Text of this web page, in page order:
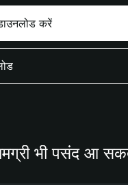
करें
भी पसंद आ